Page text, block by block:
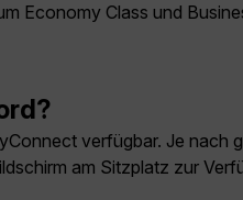
Economy Class und
verfügbar. Je nach
am Sitzplatz zur